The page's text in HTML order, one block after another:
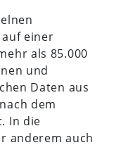
einer
als 85.000
und
Daten aus
dem
In die
anderem auch